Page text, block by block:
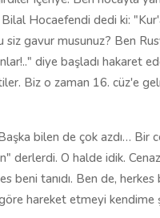
Hocaefendi dedi ki:
gavur musunuz? Ben
diye başladı hakaret
Biz o zaman 16. cüz'e
bilen de çok azdı… Bir
derlerdi. O halde idik.
beni tanıdı. Ben de, herkes
göre hareket etmeyi kendime